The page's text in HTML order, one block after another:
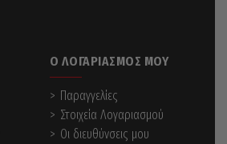
Ο ΛΟΓΑΡΙΑΣΜΌΣ ΜΟΥ
Παραγγελίες
Στοιχεία Λογαριασμού
Οι διευθύνσεις μου